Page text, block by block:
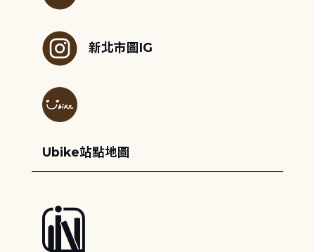
新北市圖IG
Ubike站點地圖